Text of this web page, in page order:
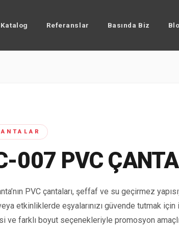
Katalog Referanslar Basında Biz
007 PVC ÇANTA
PVC çantaları, şeffaf ve su geçirmez
etkinliklerde eşyalarınızı güvende tutmak için
ve farklı boyut seçenekleriyle promosyon